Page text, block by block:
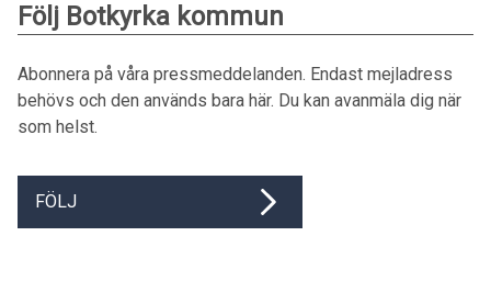
Följ Botkyrka kommun
Abonnera på våra pressmeddelanden. Endast mejladress
behövs och den används bara här. Du kan avanmäla dig när
som helst.
FÖLJ